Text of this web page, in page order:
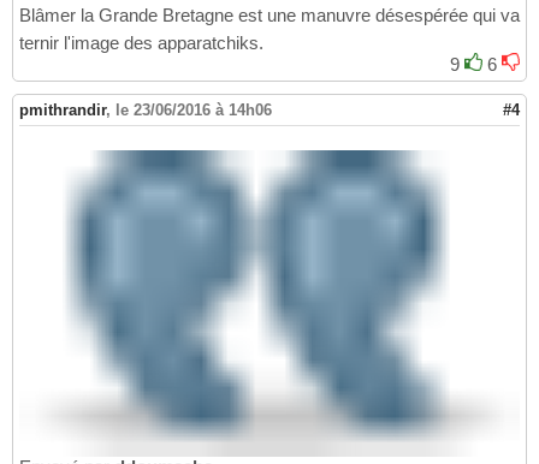
Blâmer la Grande Bretagne est une manuvre désespérée qui va
ternir l'image des apparatchiks.
9
6
pmithrandir, le 23/06/2016 à 14h06 #4